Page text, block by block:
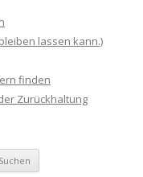
lassen kann.)
finden
Zurückhaltung